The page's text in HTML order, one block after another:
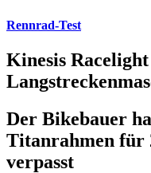
Rennrad-Test
Kinesis
Der Bikebauer
Titanrahmen für
verpasst